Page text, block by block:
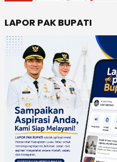
LAPOR PAK BUPATI